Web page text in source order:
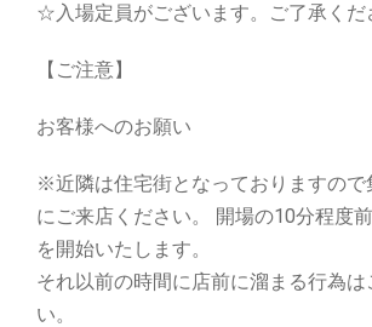
☆⼊場定員がございます。ご了承くだ
【ご注意】
お客様へのお願い
※近隣は住宅街となっておりますので
にご来店ください。 開場の10分程度
を開始いたします。
それ以前の時間に店前に溜まる⾏為は
い。